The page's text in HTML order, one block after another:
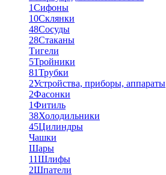
1Сифоны
10Склянки
48Сосуды
28Стаканы
Тигели
5Тройники
81Трубки
2Устройства, приборы, аппараты
2Фасонки
1Фитиль
38Холодильники
45Цилиндры
Чашки
Шары
11Шлифы
2Шпатели